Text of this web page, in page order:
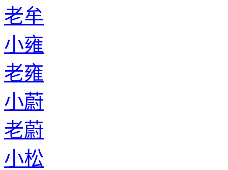
老牟
小雍
老雍
小蔚
老蔚
小松